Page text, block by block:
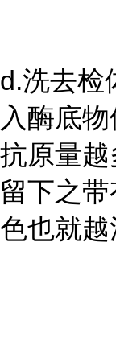
d.洗去检
入酶底
抗原量
留下之
色也就越